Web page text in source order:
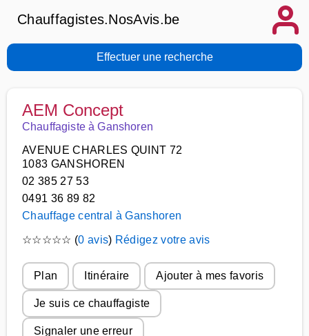
Chauffagistes.NosAvis.be
Effectuer une recherche
AEM Concept
Chauffagiste à Ganshoren
AVENUE CHARLES QUINT 72
1083 GANSHOREN
02 385 27 53
0491 36 89 82
Chauffage central à Ganshoren
☆☆☆☆☆ (0 avis) Rédigez votre avis
Plan Itinéraire Ajouter à mes favoris
Je suis ce chauffagiste
Signaler une erreur